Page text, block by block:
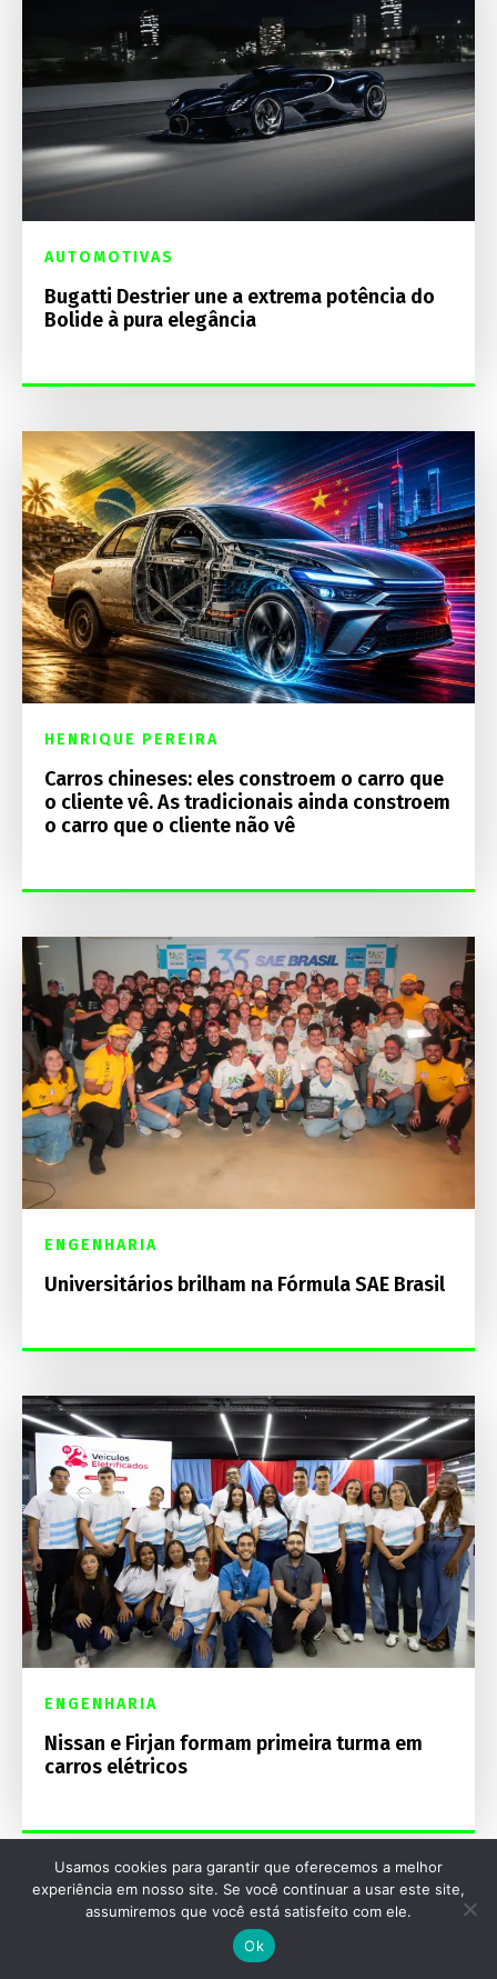
AUTOMOTIVAS
Bugatti Destrier une a extrema potência do
Bolide à pura elegância
HENRIQUE PEREIRA
Carros chineses: eles constroem o carro que
o cliente vê. As tradicionais ainda constroem
o carro que o cliente não vê
ENGENHARIA
Universitários brilham na Fórmula SAE Brasil
ENGENHARIA
Nissan e Firjan formam primeira turma em
carros elétricos
Destaques Mecânica Online
Usamos cookies para garantir que oferecemos a melhor
experiência em nosso site. Se você continuar a usar este site,
assumiremos que você está satisfeito com ele.
Ok